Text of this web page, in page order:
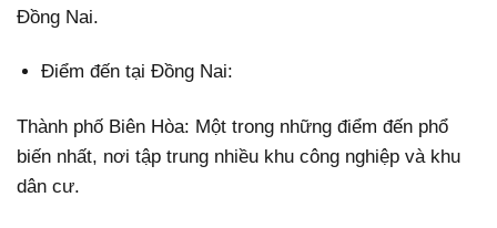
Đồng Nai.
Điểm đến tại Đồng Nai:
Thành phố Biên Hòa: Một trong những điểm đến phổ
biến nhất, nơi tập trung nhiều khu công nghiệp và khu
dân cư.